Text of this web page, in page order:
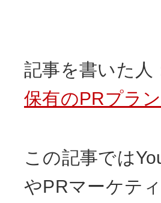
記事を書いた人
保有のPRプラ
この記事では
やPRマーケテ